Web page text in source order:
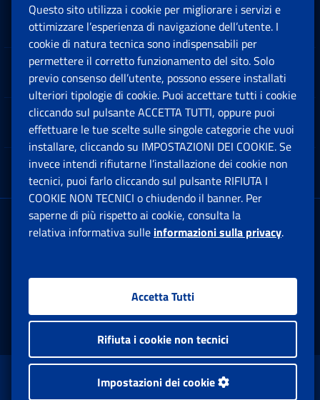
Sedi e Contatti
Software
Note Legali
App mobile
Sede Legale : Via Ciro il Grande, 21
00144 Roma
Facebook: Apre una nuova finestra
Twitter: Apre una nuova finestra
Whatsapp: Apre una nuova
Youtube: Apre una
Instagram:
www.inps.gov.it © 1997-2026
Questo sito utilizza i cookie per migliorare i servizi e
ottimizzare l’esperienza di navigazione dell’utente. I
cookie di natura tecnica sono indispensabili per
permettere il corretto funzionamento del sito. Solo
previo consenso dell’utente, possono essere installati
ulteriori tipologie di cookie. Puoi accettare tutti i cookie
cliccando sul pulsante ACCETTA TUTTI, oppure puoi
effettuare le tue scelte sulle singole categorie che vuoi
installare, cliccando su IMPOSTAZIONI DEI COOKIE. Se
invece intendi rifiutarne l’installazione dei cookie non
tecnici, puoi farlo cliccando sul pulsante RIFIUTA I
COOKIE NON TECNICI o chiudendo il banner. Per
saperne di più rispetto ai cookie, consulta la
relativa informativa sulle informazioni sulla privacy.
Accetta Tutti
Rifiuta i cookie non tecnici
Impostazioni dei cookie